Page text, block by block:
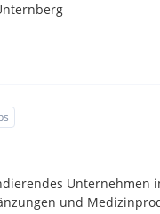
Unternehmen
und